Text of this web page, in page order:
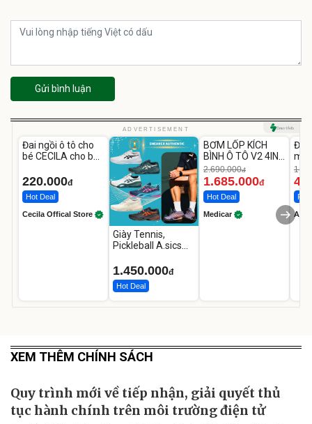
Gửi bình luận
ADVERTISEMENT
Đai ngồi ô tô cho
bé CECILA cho bé
220.000đ
Hot Deal
Cecila Offical Store
Giày Tennis,
Pickleball A.sics
Các Phối Màu
1.450.000đ
Hot Deal
-37%
BƠM LỐP KÍCH
BÌNH Ô TÔ V2 4IN1
Medicar
12.000mAh
2.690.000đ
1.685.000đ
Hot Deal
Medicar A
XEM THÊM CHÍNH SÁCH
Quy trình mới về tiếp nhận, giải quyết thủ
tục hành chính trên môi trường điện tử